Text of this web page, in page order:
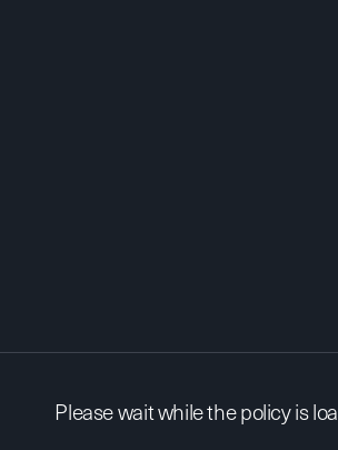
Please wait while the policy is